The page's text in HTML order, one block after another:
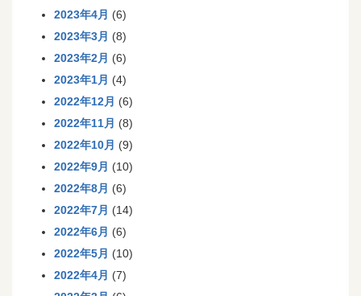
2023年4月 (6)
2023年3月 (8)
2023年2月 (6)
2023年1月 (4)
2022年12月 (6)
2022年11月 (8)
2022年10月 (9)
2022年9月 (10)
2022年8月 (6)
2022年7月 (14)
2022年6月 (6)
2022年5月 (10)
2022年4月 (7)